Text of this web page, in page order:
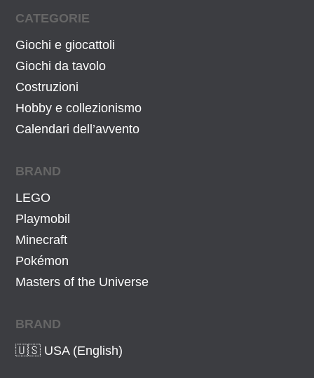
CATEGORIE
Giochi e giocattoli
Giochi da tavolo
Costruzioni
Hobby e collezionismo
Calendari dell’avvento
BRAND
LEGO
Playmobil
Minecraft
Pokémon
Masters of the Universe
BRAND
🇺🇸 USA (English)